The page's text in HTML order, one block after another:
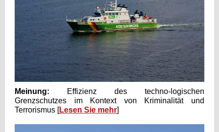
Meinung:
Effizienz des techno-logischen
Grenzschutzes im Kontext von Kriminalität und
Terrorismus [Lesen Sie mehr]